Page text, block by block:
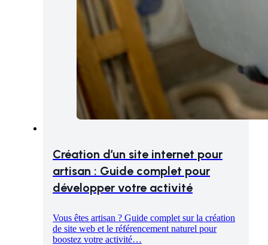
Création d’un site internet pour
artisan : Guide complet pour
développer votre activité
Vous êtes artisan ? Guide complet sur la création
de site web et le référencement naturel pour
boostez votre activité…